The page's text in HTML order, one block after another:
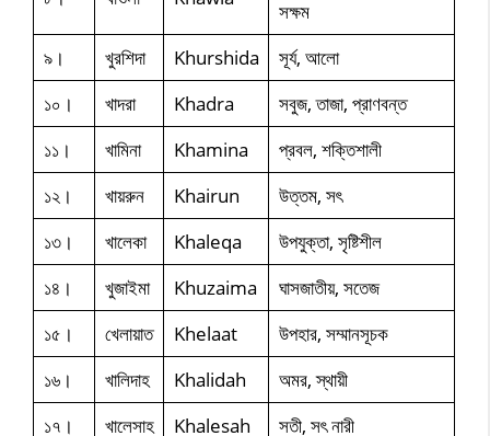
সক্ষম
৯।
খুরশিদা Khurshida
সূর্য, আলো
১০।
খাদরা Khadra
সবুজ, তাজা, প্রাণবন্ত
১১।
খামিনা Khamina
প্রবল, শক্তিশালী
১২।
খায়রুন Khairun
উত্তম, সৎ
১৩।
খালেকা Khaleqa
উপযুক্তা, সৃষ্টিশীল
১৪।
খুজাইমা Khuzaima
ঘাসজাতীয়, সতেজ
১৫।
খেলায়াত Khelaat
উপহার, সম্মানসূচক
১৬।
খালিদাহ Khalidah
অমর, স্থায়ী
১৭।
খালেসাহ Khalesah
সতী, সৎ নারী